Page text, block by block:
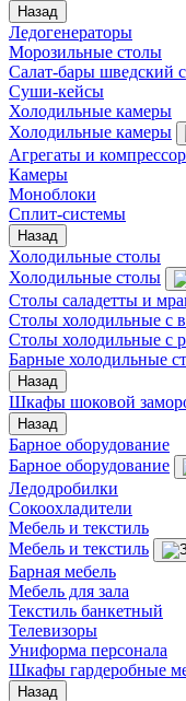
Назад
Ледогенераторы
Морозильные столы
Салат-бары шведский
Суши-кейсы
Холодильные камеры
Холодильные камеры
Агрегаты и
Камеры
Моноблоки
Сплит-системы
Назад
Холодильные столы
Холодильные столы
Столы саладетты и
Столы холодильные
Столы холодильные с
Барные холодильные
Назад
Шкафы шоковой
Назад
Барное оборудование
Барное оборудование
Ледодробилки
Сокоохладители
Мебель и текстиль
Мебель и текстиль
Барная мебель
Мебель для зала
Текстиль банкетный
Телевизоры
Униформа персонала
Шкафы гардеробные
Назад